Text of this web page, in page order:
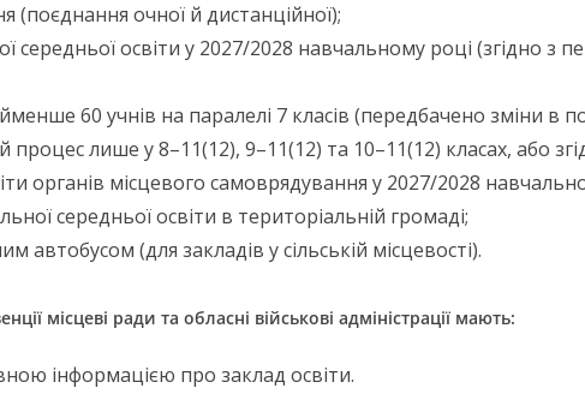
очної й дистанційної);
середньої освіти у 2027/2028 навчальному році (згідно з
60 учнів на паралелі 7 класів (передбачено зміни в
процес лише у 8–11(12), 9–11(12) та 10–11(12) класах, або
органів місцевого самоврядування у 2027/2028
середньої освіти в територіальній громаді;
автобусом (для закладів у сільській місцевості).
місцеві ради та обласні військові адміністрації мають:
інформацією про заклад освіти.